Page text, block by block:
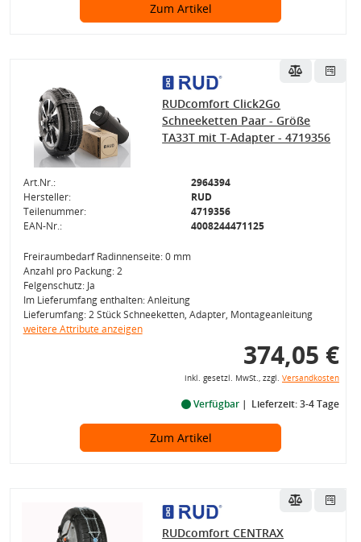
Zum Artikel
RUDcomfort Click2Go
Schneeketten Paar - Größe
TA33T mit T-Adapter - 4719356
Art.Nr.:
2964394
Hersteller:
RUD
Teilenummer:
4719356
EAN-Nr.:
4008244471125
Freiraumbedarf Radinnenseite: 0 mm
Anzahl pro Packung: 2
Felgenschutz: Ja
Im Lieferumfang enthalten: Anleitung
Lieferumfang: 2 Stück Schneeketten, Adapter, Montageanleitung
weitere Attribute anzeigen
374,05 €
inkl. gesetzl. MwSt., zzgl. Versandkosten
Verfügbar Lieferzeit: 3-4 Tage
Zum Artikel
RUDcomfort CENTRAX